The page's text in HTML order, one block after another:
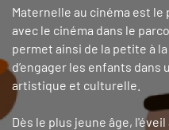
Maternelle au cinéma est
avec le cinéma dans le
permet ainsi de la petite à
d’engager les enfants
artistique et culturelle.
Dès le plus jeune âge,